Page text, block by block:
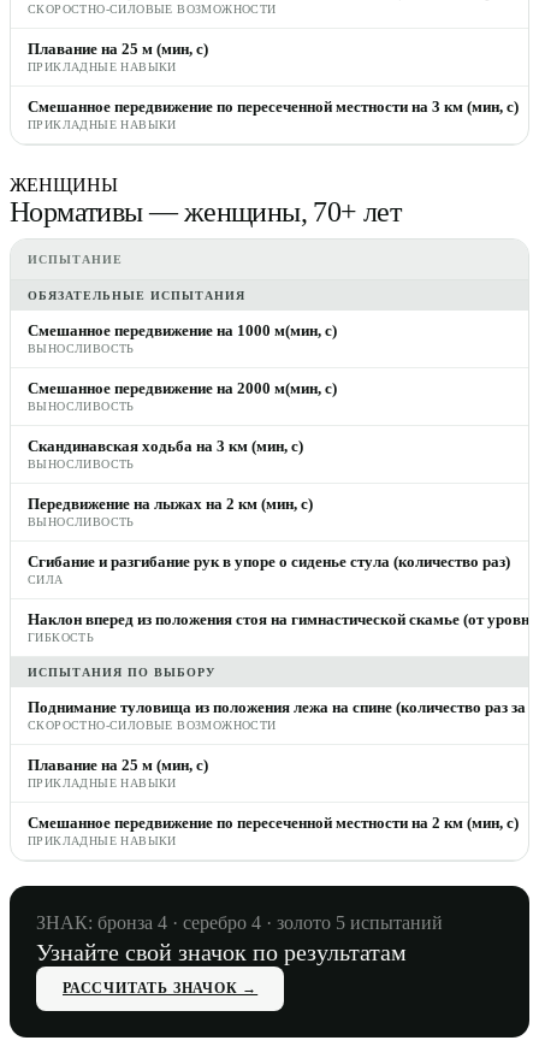
СКОРОСТНО-СИЛОВЫЕ ВОЗМОЖНОСТИ
Плавание на 25 м (мин, с)
ПРИКЛАДНЫЕ НАВЫКИ
Смешанное передвижение по пересеченной местности на 3 км (мин, с)
ПРИКЛАДНЫЕ НАВЫКИ
ЖЕНЩИНЫ
Нормативы — женщины, 70+ лет
ИСПЫТАНИЕ
ОБЯЗАТЕЛЬНЫЕ ИСПЫТАНИЯ
Смешанное передвижение на 1000 м(мин, с)
ВЫНОСЛИВОСТЬ
Смешанное передвижение на 2000 м(мин, с)
ВЫНОСЛИВОСТЬ
Скандинавская ходьба на 3 км (мин, с)
ВЫНОСЛИВОСТЬ
Передвижение на лыжах на 2 км (мин, с)
ВЫНОСЛИВОСТЬ
Сгибание и разгибание рук в упоре о сиденье стула (количество раз)
СИЛА
Наклон вперед из положения стоя на гимнастической скамье (от
ГИБКОСТЬ
ИСПЫТАНИЯ ПО ВЫБОРУ
Поднимание туловища из положения лежа на спине (количество раз за
СКОРОСТНО-СИЛОВЫЕ ВОЗМОЖНОСТИ
Плавание на 25 м (мин, с)
ПРИКЛАДНЫЕ НАВЫКИ
Смешанное передвижение по пересеченной местности на 2 км (мин, с)
ПРИКЛАДНЫЕ НАВЫКИ
ЗНАК: бронза 4 · серебро 4 · золото 5 испытаний
Узнайте свой значок по результатам
РАССЧИТАТЬ ЗНАЧОК →